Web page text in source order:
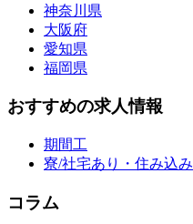
神奈川県
大阪府
愛知県
福岡県
おすすめの求人情報
期間工
寮/社宅あり・住み込み
コラム